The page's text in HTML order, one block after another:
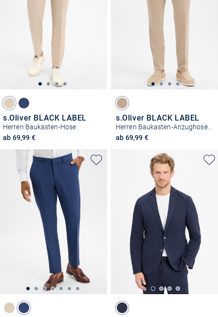
s.Oliver BLACK LABEL
Herren Baukasten-Hose
ab 69,99 €
s.Oliver BLACK LABEL
Herren Baukasten-Anzughose - Jogg
ab 69,99 €